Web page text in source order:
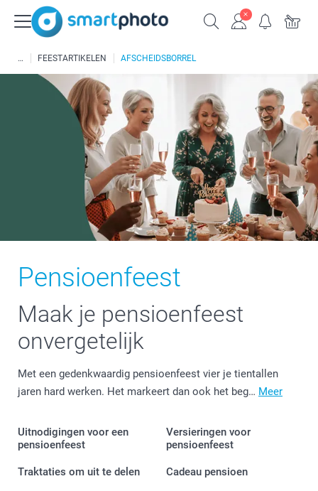
FEESTARTIKELEN AFSCHEIDSBORREL
Pensioenfeest
Maak je pensioenfeest
onvergetelijk
Met een gedenkwaardig pensioenfeest vier je tientallen
jaren hard werken. Het markeert dan ook het beg… Meer
Uitnodigingen voor een
pensioenfeest
Versieringen voor
pensioenfeest
Traktaties om uit te delen Cadeau pensioen